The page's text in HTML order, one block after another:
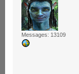
Messages: 13109